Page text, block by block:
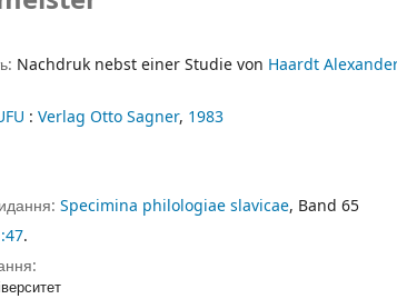
Nachdruk nebst einer Studie von Haardt
: Verlag Otto Sagner, 1983
Specimina philologiae slavicae, Band 65
.